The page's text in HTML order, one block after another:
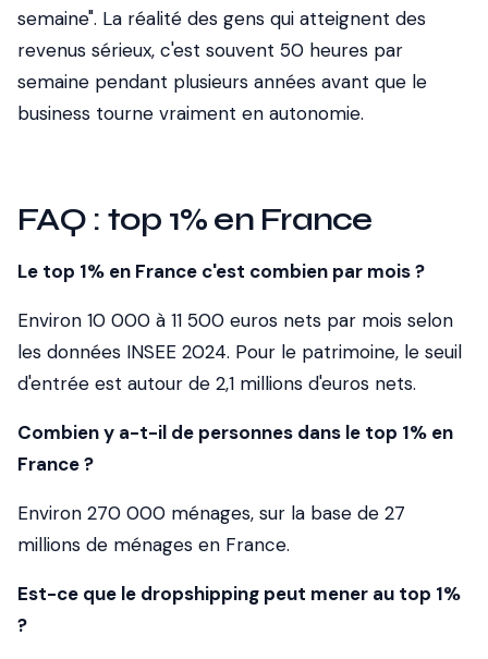
semaine". La réalité des gens qui atteignent des
revenus sérieux, c'est souvent 50 heures par
semaine pendant plusieurs années avant que le
business tourne vraiment en autonomie.
FAQ : top 1% en France
Le top 1% en France c'est combien par mois ?
Environ 10 000 à 11 500 euros nets par mois selon
les données INSEE 2024. Pour le patrimoine, le seuil
d'entrée est autour de 2,1 millions d'euros nets.
Combien y a-t-il de personnes dans le top 1% en
France ?
Environ 270 000 ménages, sur la base de 27
millions de ménages en France.
Est-ce que le dropshipping peut mener au top 1%
?